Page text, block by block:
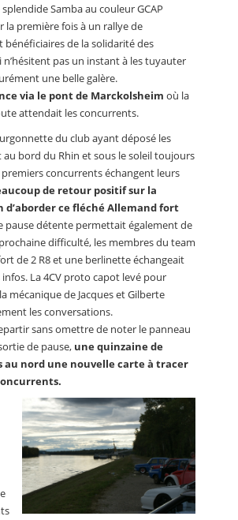
Samba au couleur GCAP
la première fois à un rallye de
bénéficiaires de la solidarité des
pas un instant à les tuyauter
une belle galère.
via le pont de Marckolsheim où la
attendait les concurrents.
du club ayant déposé les
au bord du Rhin et sous le soleil toujours
concurrents échangent leurs
de retour positif sur la
d’aborder ce fléché Allemand fort
pause détente permettait également de
difficulté, les membres du team
de 2 R8 et une berlinette échangeait
La 4CV proto capot levé pour
mécanique de Jacques et Gilberte
les conversations.
sans omettre de noter le panneau
de pause, une quinzaine de
au nord une nouvelle carte à tracer